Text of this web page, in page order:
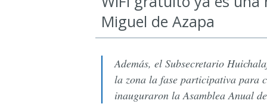
Miguel de Azapa
Además, el Subsecretario
la zona la fase participativa para
inauguraron la Asamblea Anual